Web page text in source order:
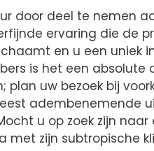
door deel te nemen
ervaring die de
en u een uniek
is het een absolute
plan uw bezoek bij
adembenemende
u op zoek zijn naar
met zijn subtropische